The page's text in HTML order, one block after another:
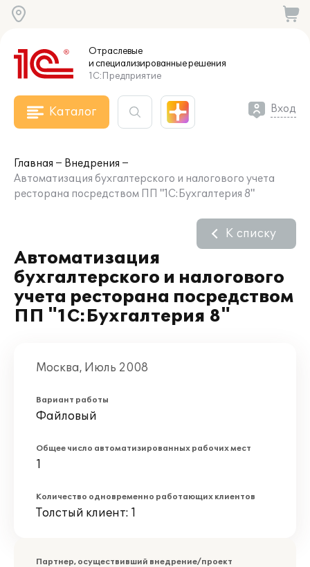
Отраслевые
и специализированныерешения
1С:Предприятие
Каталог Вход
Главная
Внедрения
Автоматизация бухгалтерского и налогового учета
ресторана посредством ПП "1С:Бухгалтерия 8"
Автоматизация
бухгалтерского и налогового
учета ресторана посредством
ПП "1С:Бухгалтерия 8"
К списку
Москва, Июль 2008
Вариант работы
Файловый
Общее число автоматизированных рабочих мест
1
Количество одновременно работающих клиентов
Толстый клиент: 1
Партнер, осуществивший внедрение/проект